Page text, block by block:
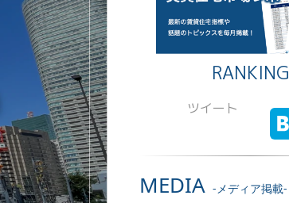
RANKING
ツイート
MEDIA -メディア掲載-